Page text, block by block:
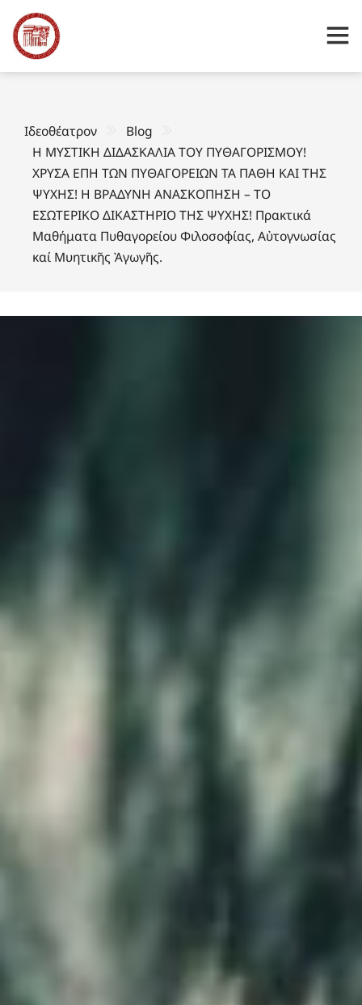
Ιδεοθέατρον
Blog
Η ΜΥΣΤΙΚΗ ΔΙΔΑΣΚΑΛΙΑ ΤΟΥ ΠΥΘΑΓΟΡΙΣΜΟΥ!
ΧΡΥΣΑ ΕΠΗ ΤΩΝ ΠΥΘΑΓΟΡΕΙΩΝ ΤΑ ΠΑΘΗ ΚΑΙ ΤΗΣ
ΨΥΧΗΣ! Η ΒΡΑΔΥΝΗ ΑΝΑΣΚΟΠΗΣΗ – ΤΟ
ΕΣΩΤΕΡΙΚΟ ΔΙΚΑΣΤΗΡΙΟ ΤΗΣ ΨΥΧΗΣ! Πρακτικά
Μαθήματα Πυθαγορείου Φιλοσοφίας, Αὐτογνωσίας
καί Μυητικῆς Ἀγωγῆς.